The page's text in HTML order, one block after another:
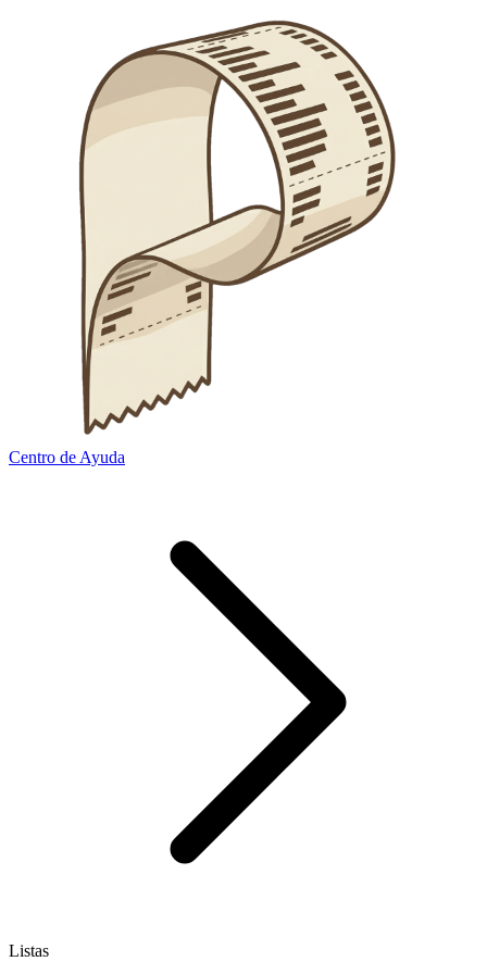
Centro de Ayuda
Listas